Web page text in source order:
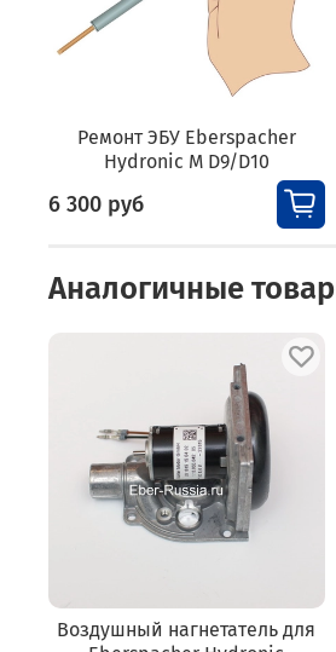
Ремонт ЭБУ Eberspacher
Hydronic M D9/D10
6 300 руб
Аналогичные
Воздушный нагнетатель для